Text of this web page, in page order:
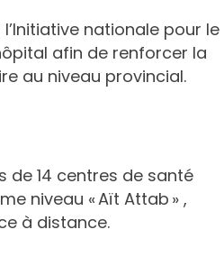
nationale pour le
afin de renforcer la
au niveau provincial.
de 14 centres de santé
niveau « Aït Attab » ,
à distance.